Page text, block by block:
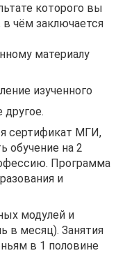
которого вы
чём заключается
материалу
изученного
другое.
сертификат МГИ,
обучение на 2
Программа
и
модулей и
в месяц). Занятия
в 1 половине